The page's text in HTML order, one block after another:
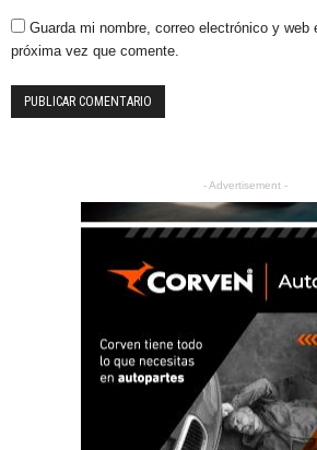
Guarda mi nombre, correo electrónico y web
próxima vez que comente.
- Advertisement -